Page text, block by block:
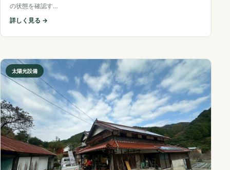
の状態を確認す…
詳しく見る →
太陽光設備